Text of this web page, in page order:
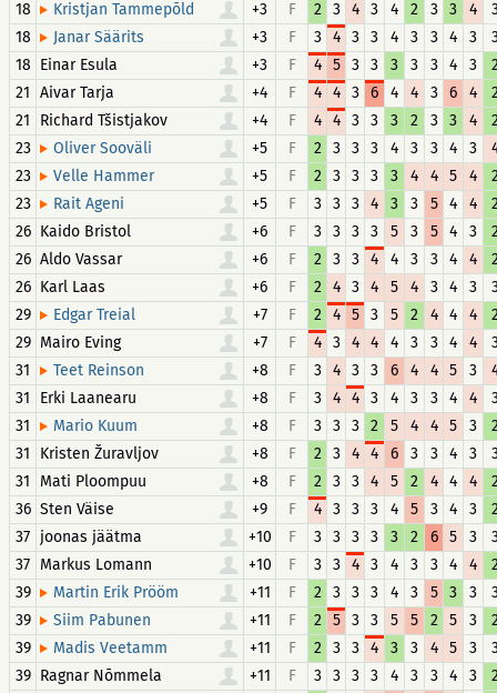
18
Kristjan Tammepõld +3 F 2 3 4 3 4 2 3 3 4
18
Janar Säärits +3 F 3 4 3 3 4 3 3 4 3
18 Einar Esula +3 F 4 5 3 3 3 3 3 4 3
21 Aivar Tarja +4 F 4 4 3 6 4 4 3 6 4
21
Richard Tšistjakov +4 F 4 4 3 3 3 2 3 3 4
23
Oliver Sooväli +5 F 2 3 3 3 4 3 3 4 3
23
Velle Hammer +5 F 2 3 3 3 3 4 4 5 4
23
Rait Ageni +5 F 3 3 3 4 3 3 5 4 4
26 Kaido Bristol +6 F 3 3 3 3 5 3 5 4 3
26 Aldo Vassar +6 F 2 3 3 4 4 3 3 4 4
26 Karl Laas +6 F 2 4 3 4 5 4 3 4 3
29
Edgar Treial +7 F 2 4 5 3 5 2 4 4 4
29 Mairo Eving +7 F 4 3 4 4 4 3 3 4 4
31
Teet Reinson +8 F 3 4 3 3 6 4 4 5 3
31
Erki Laanearu +8 F 3 4 4 3 4 3 3 4 4
31
Mario Kuum +8 F 3 3 3 2 5 4 4 5 3
31
Kristen Žuravljov +8 F 2 3 4 4 6 3 3 4 3
31
Mati Ploompuu +8 F 2 3 3 4 5 2 4 4 4
36 Sten Väise +9 F 4 3 3 3 4 5 3 4 3
37 joonas jäätma +10 F 3 3 3 3 3 2 6 5 3
37 Markus Lomann +10 F 3 3 4 3 4 3 3 4 4
39
Martin Erik Prööm +11 F 2 3 3 3 4 3 5 3 3
39
Siim Pabunen +11 F 2 5 3 3 5 5 2 5 3
39
Madis Veetamm +11 F 2 3 3 4 3 3 4 5 3
39 Ragnar Nõmmela +11 F 3 3 3 3 4 3 3 4 3